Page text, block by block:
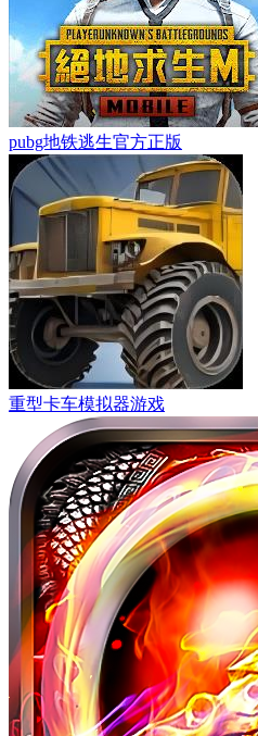
pubg地铁逃生官方正版
重型卡车模拟器游戏